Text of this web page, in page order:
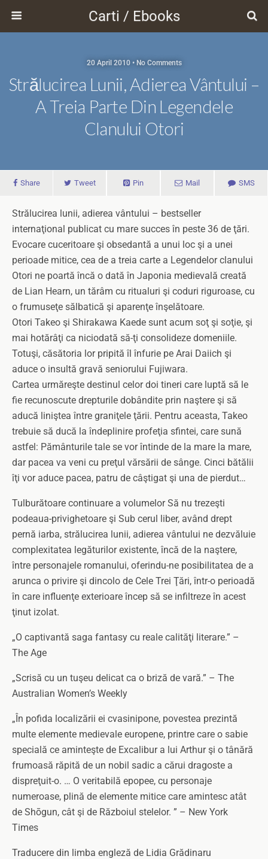
Carti / Ebooks
20 April 2010 • No Comments
Strălucirea Lunii, Adierea Vântului –
A Treia Parte Din Legendele
Clanului Otori
Share Tweet Pin Mail SMS
Strălucirea lunii, adierea vântului – bestseller
internaţional publicat cu mare succes în peste 36 de ţări.
Evocare cuceritoare şi obsedantă a unui loc şi a unei
perioade mitice, cea de a treia carte a Legendelor clanului
Otori ne poartă încă o dată în Japonia medievală creată
de Lian Hearn, un tărâm cu ritualuri şi coduri riguroase, cu
o frumuseţe sălbatică şi aparenţe înşelătoare.
Otori Takeo şi Shirakawa Kaede sunt acum soţ şi soţie, şi
mai hotărâţi ca niciodată să-ţi consolideze domeniile.
Totuşi, căsătoria lor pripită îl înfurie pe Arai Daiich şi
aduce o insultă gravă seniorului Fujiwara.
Cartea urmăreşte destinul celor doi tineri care luptă să le
fie recunoscute drepturile dobândite prin naştere şi să
aducă liniştea între graniţele ţării. Pentru aceasta, Takeo
trebuie să ducă la îndeplinire profeţia sfintei, care sună
astfel: Pământurile tale se vor întinde de la mare la mare,
dar pacea va veni cu preţul vărsării de sânge. Cinci bătălii
îţi vor aduce pacea, patru de câştigat şi una de pierdut…
Tulburătoare continuare a volumelor Să nu trezeşti
podeaua-privighetoare şi Sub cerul liber, având drept
pernă iarba, strălucirea lunii, adierea vântului ne dezvăluie
complexitatea legăturilor existente, încă de la naştere,
între personajele romanului, oferindu-ne posibilitatea de a
arunca o privire şi dincolo de Cele Trei Ţări, într-o perioadă
în care influenţe exterioare încep să se infiltreze în acest
ţinut izolat.
„O captivantă saga fantasy cu reale calităţi literare.” –
The Age
„Scrisă cu un tuşeu delicat ca o briză de vară.” – The
Australian Women’s Weekly
„În pofida localizării ei cvasinipone, povestea prezintă
multe elemente medievale europene, printre care o sabie
specială ce aminteşte de Excalibur a lui Arthur şi o tânără
frumoasă răpită de un nobil sadic a cărui dragoste a
dispreţuit-o. … O veritabilă epopee, cu personaje
numeroase, plină de elemente mitice care amintesc atât
de Shōgun, cât şi de Războiul stelelor. ” – New York
Times
Traducere din limba engleză de Lidia Grădinaru